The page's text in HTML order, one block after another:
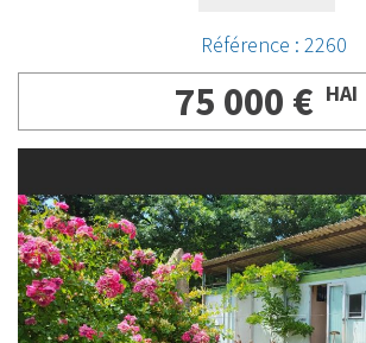
RECHERCHER
Référence : 2260
75 000 € HAI